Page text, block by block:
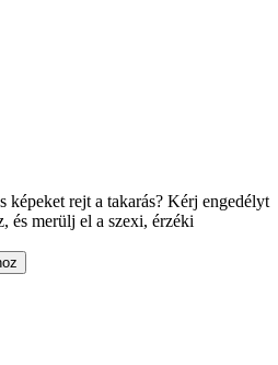
rejt a takarás? Kérj engedélyt
és merülj el a szexi, érzéki